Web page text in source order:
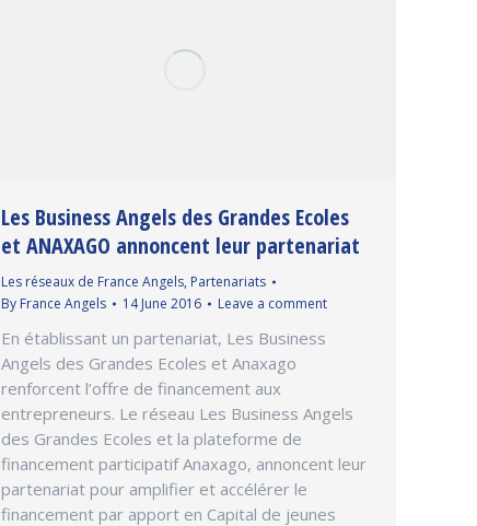
Les Business Angels des Grandes Ecoles
et ANAXAGO annoncent leur partenariat
Les réseaux de France Angels, Partenariats
By France Angels 14 June 2016 Leave a comment
En établissant un partenariat, Les Business
Angels des Grandes Ecoles et Anaxago
renforcent l’offre de financement aux
entrepreneurs. Le réseau Les Business Angels
des Grandes Ecoles et la plateforme de
financement participatif Anaxago, annoncent leur
partenariat pour amplifier et accélérer le
financement par apport en Capital de jeunes